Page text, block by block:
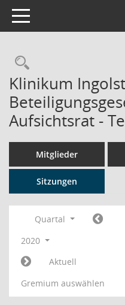
Toggle navigation
Klinikum
Aufsichtsrat -
Mitglieder
Sitzungen
Quartal
2020
Aktuell
Gremium auswählen